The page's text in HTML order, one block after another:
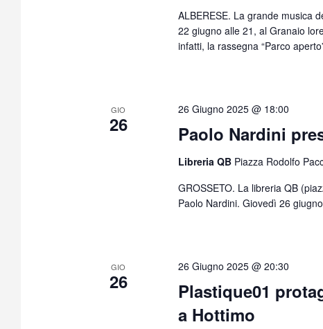
ALBERESE. La grande musica
22 giugno alle 21, al Granaio
infatti, la rassegna “Parco
GIO
26 Paolo Nardini
26 Giugno 2025 @ 18:00
Libreria QB Piazza Rodolfo
GROSSETO. La libreria QB
Paolo Nardini. Giovedì 26
GIO
26
Plastique01
a Hottimo
26 Giugno 2025 @ 20:30